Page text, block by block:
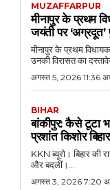
MUZAFFARPUR
मीनापुर के प्रथम
जयंती पर
मीनापुर के प्रथम
उनकी विरासत का
अगस्त 5, 2026 11:36
BIHAR
बांकीपुर: कैसे टूटा
प्रशांत किशोर
KKN ब्यूरो। बिहार की
और बदलीं।...
अगस्त 3, 2026 7:20